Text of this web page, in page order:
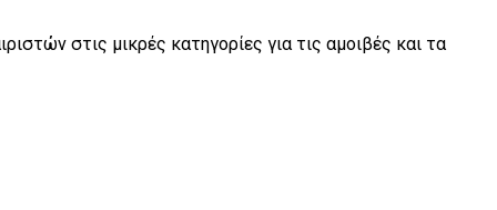
στις μικρές κατηγορίες για τις αμοιβές και τα